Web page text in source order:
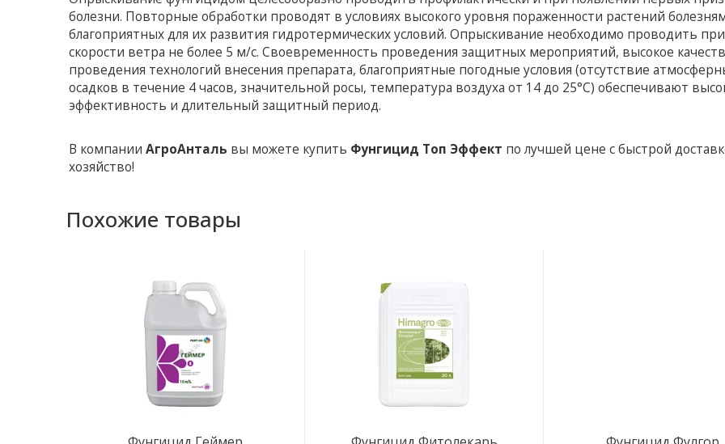
болезни. Повторные обработки проводят в условиях высокого уровня пораженности растений
благоприятных для их развития гидротермических условий. Опрыскивание необходимо проводить при
скорости ветра не более 5 м/с. Своевременность проведения защитных мероприятий, высокое
проведения технологий внесения препарата, благоприятные погодные условия (отсутствие
осадков в течение 4 часов, значительной росы, температура воздуха от 14 до 25°С) обеспечивают
эффективность и длительный защитный период.
В компанииАгроАнталь вы можете купить Фунгицид Топ Эффект по лучшей цене с быстрой
хозяйство!
Похожие товары